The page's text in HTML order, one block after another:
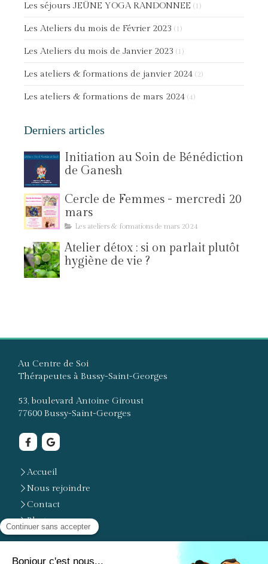
Les séjours JEÜNE YOGA RANDONNEE (1)
Les Ateliers du mois de Février 2023 (1)
Les Ateliers du mois de Janvier 2023 (1)
Les ateliers & formations de janvier 2024 (2)
Les ateliers & formations de mars 2024 (4)
Derniers articles
Initiation au Soin de Bénédiction
de Ganesh
Cercle de Femmes - mercredi 20
mars
Les ateliers & formations de mars 2024
Atelier détox : si on parlait plutôt
hygiène de vie ?
Au Centre de Soi
Thérapeutes à Bussy-Saint-Georges
53, boulevard Antoine Giroust
77600 Bussy-Saint-Georges
Accueil
Nous rejoindre
Contact
Blog
Thorigny-sur-Marne, Vaires-sur-Marne, Montévrain,